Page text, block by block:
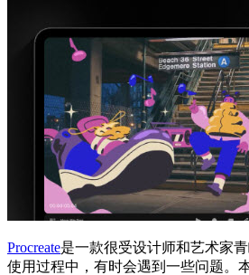
Procreate是一款很受设计师和艺术家
使用过程中，有时会遇到一些问题。